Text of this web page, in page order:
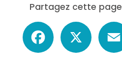
Partagez cette page
Facebook